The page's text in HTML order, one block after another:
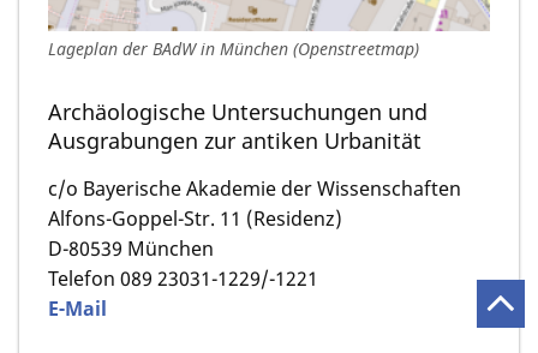
Lageplan der BAdW in München (Openstreetmap)
Archäologische Untersuchungen und
Ausgrabungen zur antiken Urbanität
c/o Bayerische Akademie der Wissenschaften
Alfons-Goppel-Str. 11 (Residenz)
D-80539 München
Telefon 089 23031-1229/-1221
E-Mail